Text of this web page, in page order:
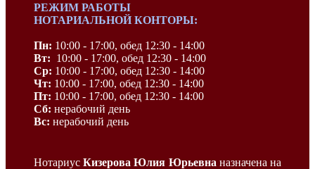
РЕЖИМ РАБОТЫ
НОТАРИАЛЬНОЙ КОНТОРЫ:
Пн: 10:00 - 17:00, обед 12:30 - 14:00
Вт: 10:00 - 17:00, обед 12:30 - 14:00
Ср: 10:00 - 17:00, обед 12:30 - 14:00
Чт: 10:00 - 17:00, обед 12:30 - 14:00
Пт: 10:00 - 17:00, обед 12:30 - 14:00
Сб: нерабочий день
Вс: нерабочий день
НотариусКизерова Юлия Юрьевна назначена на